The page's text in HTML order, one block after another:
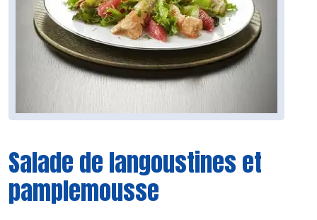
Salade de langoustines et
pamplemousse